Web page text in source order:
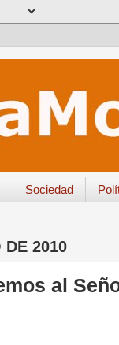
Sociedad
DE 2010
al